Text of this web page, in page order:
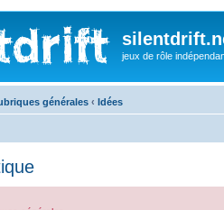
jeux de rôle
générales ‹ Idées